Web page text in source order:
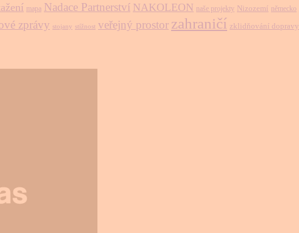
mapa Nadace Partnerství NAKOLEON naše projekty Nizozemí německo
zprávy stojany stížnost veřejný prostor zahraničí zklidňování dopravy